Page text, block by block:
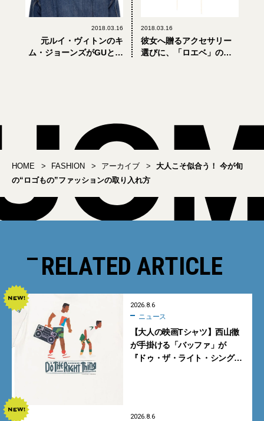
2018.03.16
元ルイ・ヴィトンのキ
ム・ジョーンズがGUとコ
2018.03.16
彼女へ贈るアクセサリー
選びに、「ロエベ」の隠
HOME FASHION アーカイブ
大人こそ似合う！ 今が旬
の“ロゴもの”ファッションの取り入れ方
RELATED ARTICLE
2026.8.6
ニュース
【大人の映画Tシャツ】西山徹
が手掛ける「バッファ」が
『ドゥ・ザ・ライト・シング』
2026.8.6